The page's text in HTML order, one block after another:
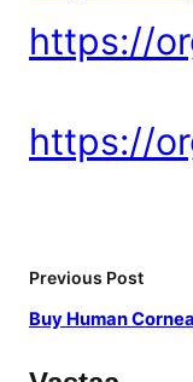
https://
https://
Previous Post
Buy Human